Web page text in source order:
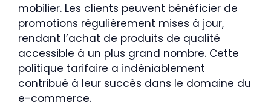
mobilier. Les clients peuvent bénéficier de
promotions régulièrement mises à jour,
rendant l’achat de produits de qualité
accessible à un plus grand nombre. Cette
politique tarifaire a indéniablement
contribué à leur succès dans le domaine du
e-commerce.